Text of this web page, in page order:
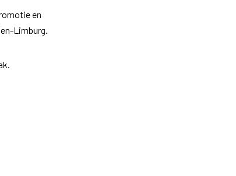
en
Limburg.